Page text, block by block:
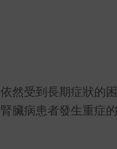
然受到長期症狀的困
臟病患者發生重症的